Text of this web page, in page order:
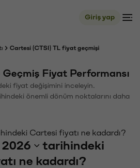
Giriş yap
Cartesi (CTSI) TL fiyat geçmişi
Fiyat Performansı
fiyat değişimini inceleyin.
önemli dönüm noktalarını daha
Cartesi fiyatı ne kadardı?
2026
tarihindeki
ne kadardı?